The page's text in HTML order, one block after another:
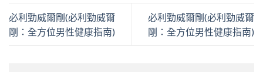
必利勁威爾剛(必利勁威爾
剛：全方位男性健康指南)
必利勁威爾剛(必利勁威爾
剛：全方位男性健康指南)